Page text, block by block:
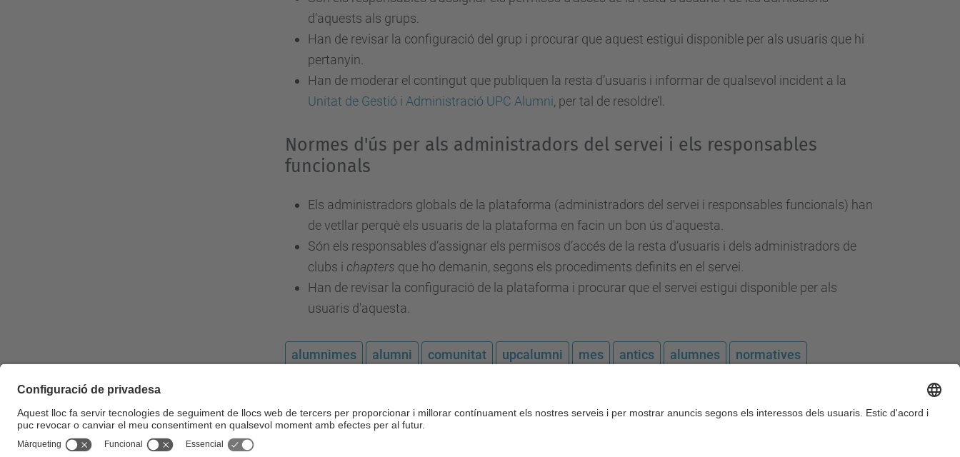
d’aquests als grups.
Han de revisar la configuració del grup i procurar que aquest estigui disponible per als usuaris que hi
pertanyin.
Han de moderar el contingut que publiquen la resta d’usuaris i informar de qualsevol incident a la
Unitat de Gestió i Administració UPC Alumni, per tal de resoldre’l.
Normes d'ús per als administradors del servei i els responsables
funcionals
Els administradors globals de la plataforma (administradors del servei i responsables funcionals) han
de vetllar perquè els usuaris de la plataforma en facin un bon ús d'aquesta.
Són els responsables d’assignar els permisos d’accés de la resta d’usuaris i dels administradors de
clubs i chapters que ho demanin, segons els procediments definits en el servei.
Han de revisar la configuració de la plataforma i procurar que el servei estigui disponible per als
usuaris d'aquesta.
alumnimes alumni comunitat upcalumni mes antics alumnes normatives